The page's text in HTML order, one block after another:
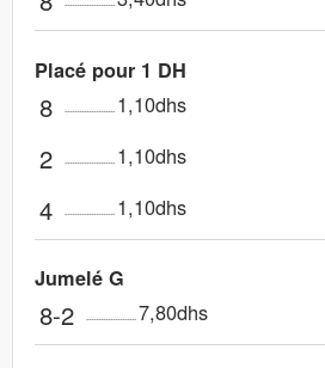
Placé pour 1 DH
8 1,10dhs
2 1,10dhs
4 1,10dhs
Jumelé G
8-2 7,80dhs